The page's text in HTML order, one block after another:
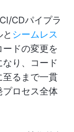
CDパイプラ
シームレス
ドの変更を
り、コード
至るまで一貫
プロセス全体